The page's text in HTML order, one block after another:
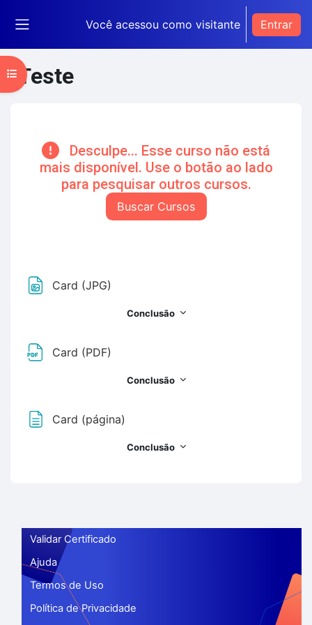
Você acessou como visitante Entrar
Teste
Desculpe... Esse curso não está
mais disponível. Use o botão ao lado
para pesquisar outros cursos.
Buscar Cursos
Abrir índice do curso
Card (JPG)
Conclusão
Card (PDF)
Conclusão
Card (página)
Conclusão
Validar Certificado
Ajuda
Termos de Uso
Política de Privacidade